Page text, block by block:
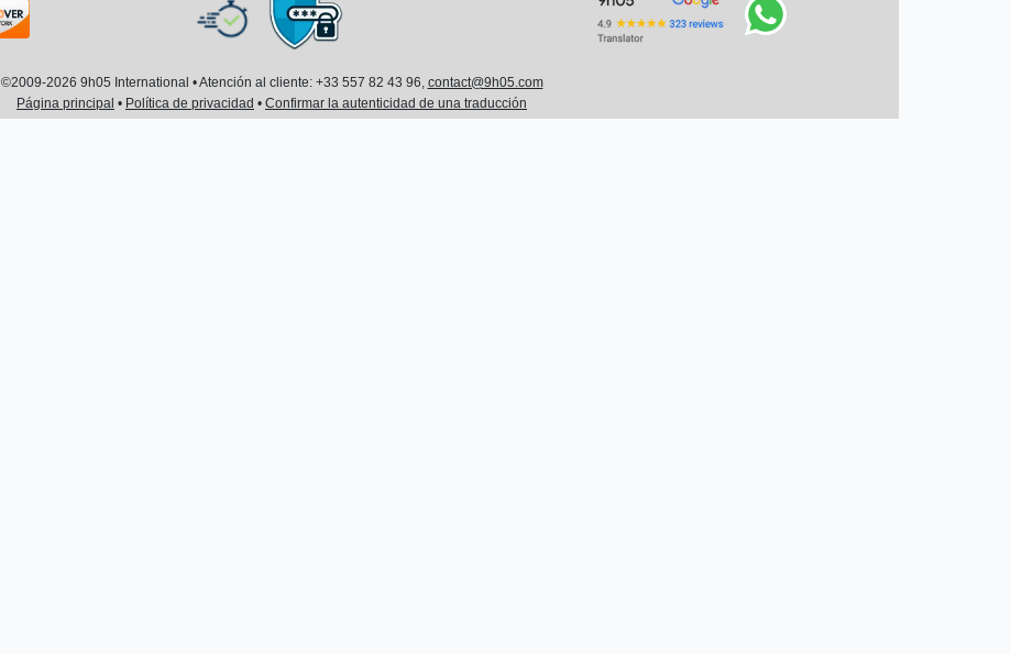
©2009-2026 9h05 International • Atención al cliente: +33 557 82 43 96, contact@9h05.com
Página principal • Política de privacidad • Confirmar la autenticidad de una traducción